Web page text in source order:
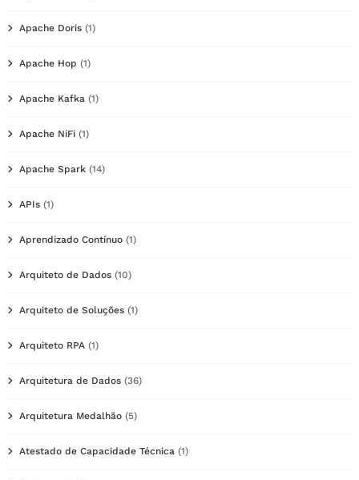
Apache Doris (1)
Apache Hop (1)
Apache Kafka (1)
Apache NiFi (1)
Apache Spark (14)
APIs (1)
Aprendizado Contínuo (1)
Arquiteto de Dados (10)
Arquiteto de Soluções (1)
Arquiteto RPA (1)
Arquitetura de Dados (36)
Arquitetura Medalhão (5)
Atestado de Capacidade Técnica (1)